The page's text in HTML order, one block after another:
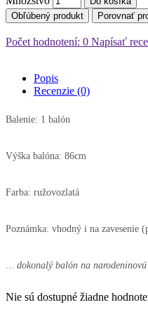
Obľúbený produkt
Porovnať
Počet hodnotení: 0 Napísať
Popis
Recenzie (0)
Balenie: 1 balón
Výška balóna: 86cm
Farba: ružovozlatá
Poznámka: vhodný i na zavesenie
… dokonalý balón na
Nie sú dostupné žiadne